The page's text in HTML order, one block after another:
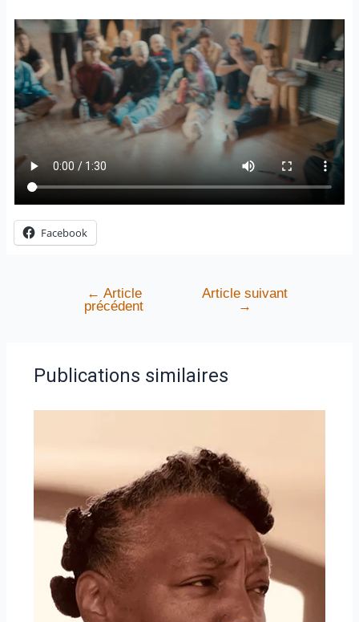
Facebook
← Article
précédent
Article suivant
→
Publications similaires